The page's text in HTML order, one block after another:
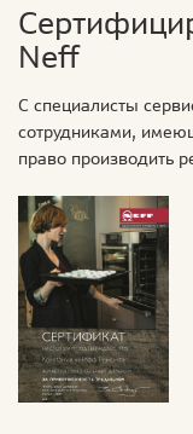
Neff
С специалисты
сотрудниками,
право производить